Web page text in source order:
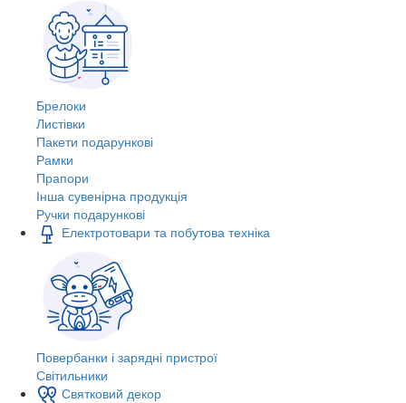
Брелоки
Листівки
Пакети подарункові
Рамки
Прапори
Інша сувенірна продукція
Ручки подарункові
Електротовари та побутова техніка
Повербанки і зарядні пристрої
Світильники
Святковий декор